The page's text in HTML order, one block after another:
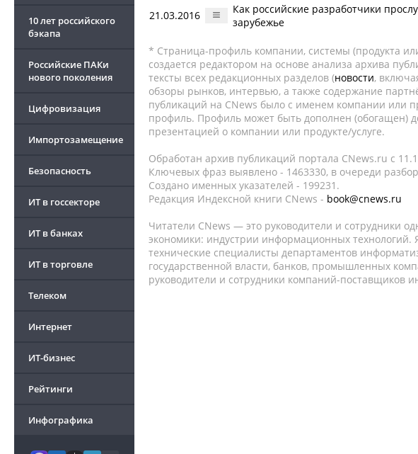
10 лет российского
бэкапа
Российские ПАКи
нового поколения
Цифровизация
Импортозамещение
Безопасность
ИТ в госсекторе
ИТ в банках
ИТ в торговле
Телеком
Интернет
ИТ-бизнес
Рейтинги
Инфографика
21.03.2016
Как российские разработчики
зарубежье
* Страница-профиль компании, системы (продукта
создается редактором на основе анализа архива
тексты всех редакционных разделов (новости,
обзоры рынков, интервью, а также содержание
публикаций на CNews было с именем компании или
профиль. Профиль может быть дополнен (обогащен)
презентацией о компании или продукте/услуге.
Обработан архив публикаций портала CNews.ru c
Ключевых фраз выявлено - 1463330, в очереди
Создано именных указателей - 199231.
Редакция Индексной книги CNews - book@cnews.ru
Читатели CNews — это руководители и сотрудники
экономики: индустрии информационных
технические специалисты департаментов
государственной власти, банков, промышленных
руководители и сотрудники компаний-поставщиков